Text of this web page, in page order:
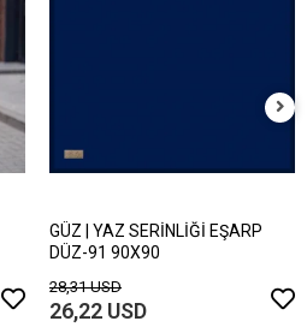
GÜZ | YAZ SERİNLİĞİ EŞARP
DÜZ-91 90X90
28,31 USD
26,22 USD